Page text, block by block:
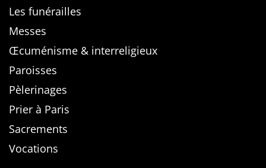
Les funérailles
Messes
Œcuménisme & interreligieux
Paroisses
Pèlerinages
Prier à Paris
Sacrements
Vocations